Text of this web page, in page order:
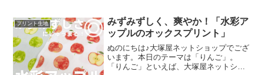
プリント生地
みずみずしく、爽やか！「水彩ア
ップルのオックスプリント」
ぬのにちは♪大塚屋ネットショップでござ
います。本日のテーマは「りんご」。
「りんご」といえば、大塚屋ネットショ